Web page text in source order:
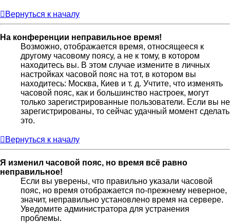
Вернуться к началу
На конференции неправильное время!
Возможно, отображается время, относящееся к
другому часовому поясу, а не к тому, в котором
находитесь вы. В этом случае измените в личных
настройках часовой пояс на тот, в котором вы
находитесь: Москва, Киев и т. д. Учтите, что изменять
часовой пояс, как и большинство настроек, могут
только зарегистрированные пользователи. Если вы не
зарегистрированы, то сейчас удачный момент сделать
это.
Вернуться к началу
Я изменил часовой пояс, но время всё равно
неправильное!
Если вы уверены, что правильно указали часовой
пояс, но время отображается по-прежнему неверное,
значит, неправильно установлено время на сервере.
Уведомите администратора для устранения
проблемы.